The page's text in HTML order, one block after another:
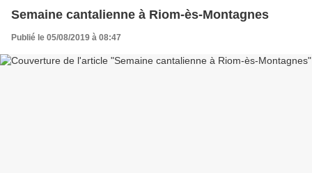
Semaine cantalienne à Riom-ès-Montagnes
Publié le 05/08/2019 à 08:47